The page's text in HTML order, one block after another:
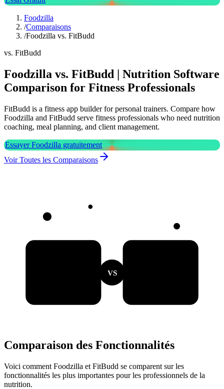
Foodzilla
/Comparaisons
/Foodzilla vs. FitBudd
vs. FitBudd
Foodzilla vs. FitBudd | Nutrition Software
Comparison for Fitness Professionals
FitBudd is a fitness app builder for personal trainers. Compare how
Foodzilla and FitBudd serve fitness professionals who need nutrition
coaching, meal planning, and client management.
Essayer Foodzilla gratuitement
Voir Toutes les Comparaisons
VS
Comparaison des Fonctionnalités
Voici comment Foodzilla et FitBudd se comparent sur les
fonctionnalités les plus importantes pour les professionnels de la
nutrition.